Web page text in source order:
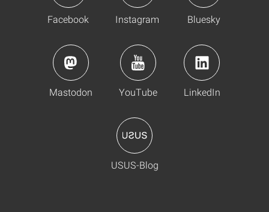
Facebook Instagram Bluesky
Mastodon YouTube LinkedIn
USUS-Blog